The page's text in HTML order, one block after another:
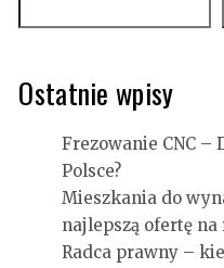
Ostatnie wpisy
Frezowanie CNC –
Polsce?
Mieszkania do
najlepszą ofertę
Radca prawny –